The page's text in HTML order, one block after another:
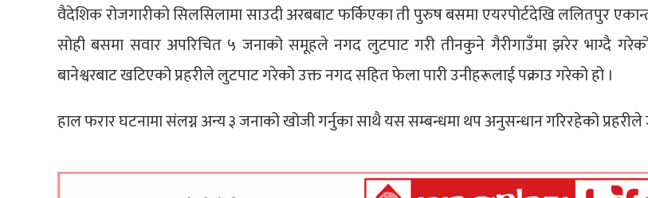
वैदेशिक रोजगारीको सिलसिलामा साउदी अरबबाट फर्किएका ती पुरुष बसमा एयरपोर्टदेखि ललितपुर
सोही बसमा सवार अपरिचित ५ जनाको समूहले नगद लुटपाट गरी तीनकुने गैरीगाउँमा झरेर भाग्दै गरेको
बानेश्वरबाट खटिएको प्रहरीले लुटपाट गरेको उक्त नगद सहित फेला पारी उनीहरूलाई पक्राउ गरेको हो ।
हाल फरार घटनामा संलग्न अन्य ३ जनाको खोजी गर्नुका साथै यस सम्बन्धमा थप अनुसन्धान गरिरहेको